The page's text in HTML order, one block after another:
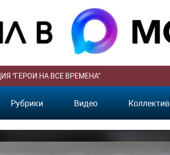
"ГЕРОИ НА ВСЕ ВРЕМЕНА"
Рубрики Видео Коллектив